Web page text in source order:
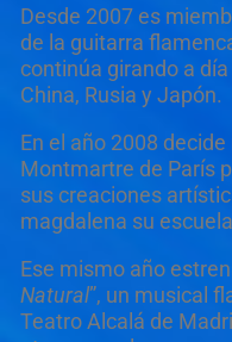
Desde 2007 es
de la guitarra
continúa girando a
China, Rusia y Japón.
En el año 2008
Montmartre de París
sus creaciones
magdalena su
Ese mismo año
Natural”, un musical
Teatro Alcalá de